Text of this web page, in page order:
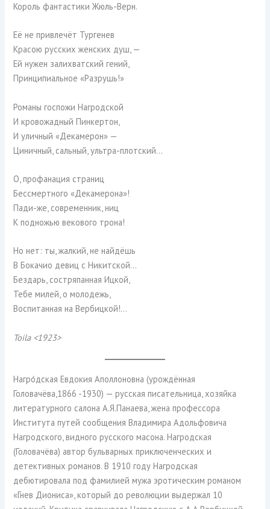
Король фантастики Жюль-Верн.
Её не привлечёт Тургенев
Красою русских женских душ, —
Ей нужен залихватский гений,
Принципиальное «Разрушь!»
Романы госпожи Нагродской
И кровожадный Пинкертон,
И уличный «Декамерон» —
Циничный, сальный, ультра-плотский…
О, профанация страниц
Бессмертного «Декамерона»!
Пади-же, современник, ниц
К подножью векового трона!
Но нет: ты, жалкий, не найдёшь
В Бокачио девиц с Никитской…
Бездарь, состряпанная Ицкой,
Тебе милей, о молодежь,
Воспитанная на Вербицкой!…
Toila <1923>
Нагро́дская Евдокия Аполлоновна (урождённая
Головачёва,1866 -1930) — русская писательница, хозяйка
литературного салона А.Я.Панаева, жена профессора
Института путей сообщения Владимира Адольфовича
Нагродского, видного русского масона. Нагродская
(Головачёва) автор бульварных приключенческих и
детективных романов. В 1910 году Нагродская
дебютировала под фамилией мужа эротическим романом
«Гнев Диониса», который до революции выдержал 10